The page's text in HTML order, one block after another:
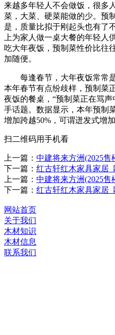
来越多年轻人不会做饭，很多
菜，大菜、硬菜能做的少。预
是，质量比拟于刚起头也有了
上为家人做一桌大餐的年轻人
吃大年夜饭，预制菜性价比往
加随便。
每逢春节，大年夜饭常常是
本年春节有点纷歧样，预制菜
夜饭的餐桌，“预制菜正在骂
手话题。数据显示，本年预制
增加跨越50%，可谓迸发式增加
扫二维码用手机看
上一篇： 中建将来方洲(2025
下一篇： 红古轩红木家具家居
上一篇： 中建将来方洲(2025
下一篇： 红古轩红木家具家居
网站首页
关于我们
木材知识
木材信息
联系我们